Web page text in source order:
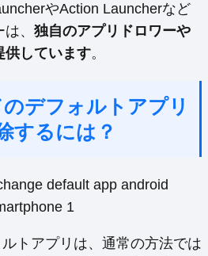
やAction Launcherなど
、 独自のアプリドロワーや
供しています。
デフォルトアプリ
するには？
トアプリは、通常の方法では